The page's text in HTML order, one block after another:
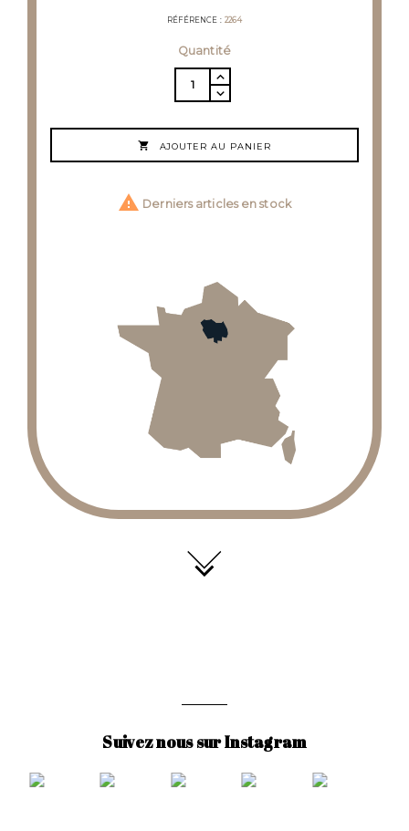
RÉFÉRENCE 2264
Quantité
 AJOUTER AU PANIER
 Derniers articles en stock
Suivez nous sur Instagram